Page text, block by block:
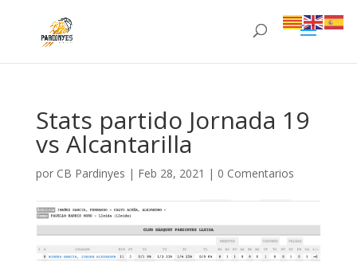
Stats partido Jornada 19
vs Alcantarilla
por CB Pardinyes | Feb 28, 2021 | 0 Comentarios